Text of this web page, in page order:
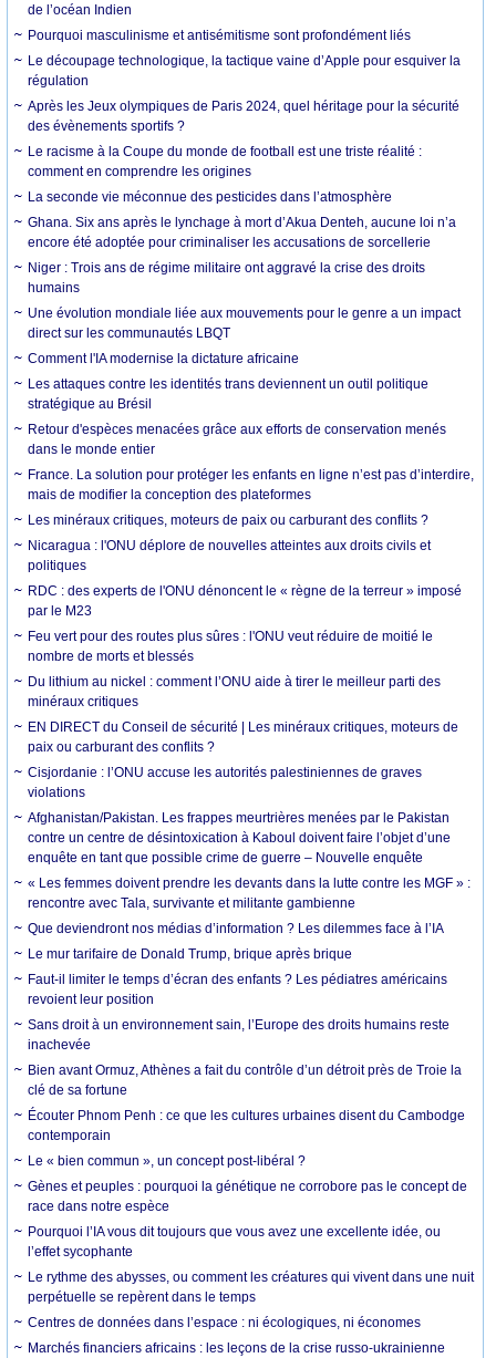
de l’océan Indien
Pourquoi masculinisme et antisémitisme sont profondément liés
Le découpage technologique, la tactique vaine d’Apple pour esquiver la
régulation
Après les Jeux olympiques de Paris 2024, quel héritage pour la sécurité
des évènements sportifs ?
Le racisme à la Coupe du monde de football est une triste réalité :
comment en comprendre les origines
La seconde vie méconnue des pesticides dans l’atmosphère
Ghana. Six ans après le lynchage à mort d’Akua Denteh, aucune loi n’a
encore été adoptée pour criminaliser les accusations de sorcellerie
Niger : Trois ans de régime militaire ont aggravé la crise des droits
humains
Une évolution mondiale liée aux mouvements pour le genre a un impact
direct sur les communautés LBQT
Comment l'IA modernise la dictature africaine
Les attaques contre les identités trans deviennent un outil politique
stratégique au Brésil
Retour d'espèces menacées grâce aux efforts de conservation menés
dans le monde entier
France. La solution pour protéger les enfants en ligne n’est pas d’interdire,
mais de modifier la conception des plateformes
Les minéraux critiques, moteurs de paix ou carburant des conflits ?
Nicaragua : l'ONU déplore de nouvelles atteintes aux droits civils et
politiques
RDC : des experts de l'ONU dénoncent le « règne de la terreur » imposé
par le M23
Feu vert pour des routes plus sûres : l'ONU veut réduire de moitié le
nombre de morts et blessés
Du lithium au nickel : comment l’ONU aide à tirer le meilleur parti des
minéraux critiques
EN DIRECT du Conseil de sécurité | Les minéraux critiques, moteurs de
paix ou carburant des conflits ?
Cisjordanie : l’ONU accuse les autorités palestiniennes de graves
violations
Afghanistan/Pakistan. Les frappes meurtrières menées par le Pakistan
contre un centre de désintoxication à Kaboul doivent faire l’objet d’une
enquête en tant que possible crime de guerre – Nouvelle enquête
« Les femmes doivent prendre les devants dans la lutte contre les MGF » :
rencontre avec Tala, survivante et militante gambienne
Que deviendront nos médias d’information ? Les dilemmes face à l’IA
Le mur tarifaire de Donald Trump, brique après brique
Faut-il limiter le temps d’écran des enfants ? Les pédiatres américains
revoient leur position
Sans droit à un environnement sain, l’Europe des droits humains reste
inachevée
Bien avant Ormuz, Athènes a fait du contrôle d’un détroit près de Troie la
clé de sa fortune
Écouter Phnom Penh : ce que les cultures urbaines disent du Cambodge
contemporain
Le « bien commun », un concept post-libéral ?
Gènes et peuples : pourquoi la génétique ne corrobore pas le concept de
race dans notre espèce
Pourquoi l’IA vous dit toujours que vous avez une excellente idée, ou
l’effet sycophante
Le rythme des abysses, ou comment les créatures qui vivent dans une nuit
perpétuelle se repèrent dans le temps
Centres de données dans l’espace : ni écologiques, ni économes
Marchés financiers africains : les leçons de la crise russo-ukrainienne